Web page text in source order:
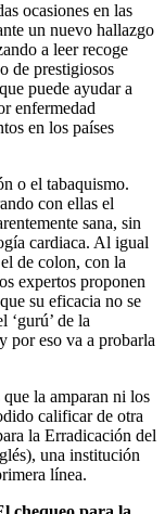
ocasiones en las
un nuevo hallazgo
a leer recoge
de prestigiosos
puede ayudar a
enfermedad
en los países
o el tabaquismo.
con ellas el
sana, sin
cardiaca. Al igual
de colon, con la
expertos proponen
su eficacia no se
‘gurú’ de la
por eso va a probarla
la amparan ni los
calificar de otra
la Erradicación del
una institución
línea.